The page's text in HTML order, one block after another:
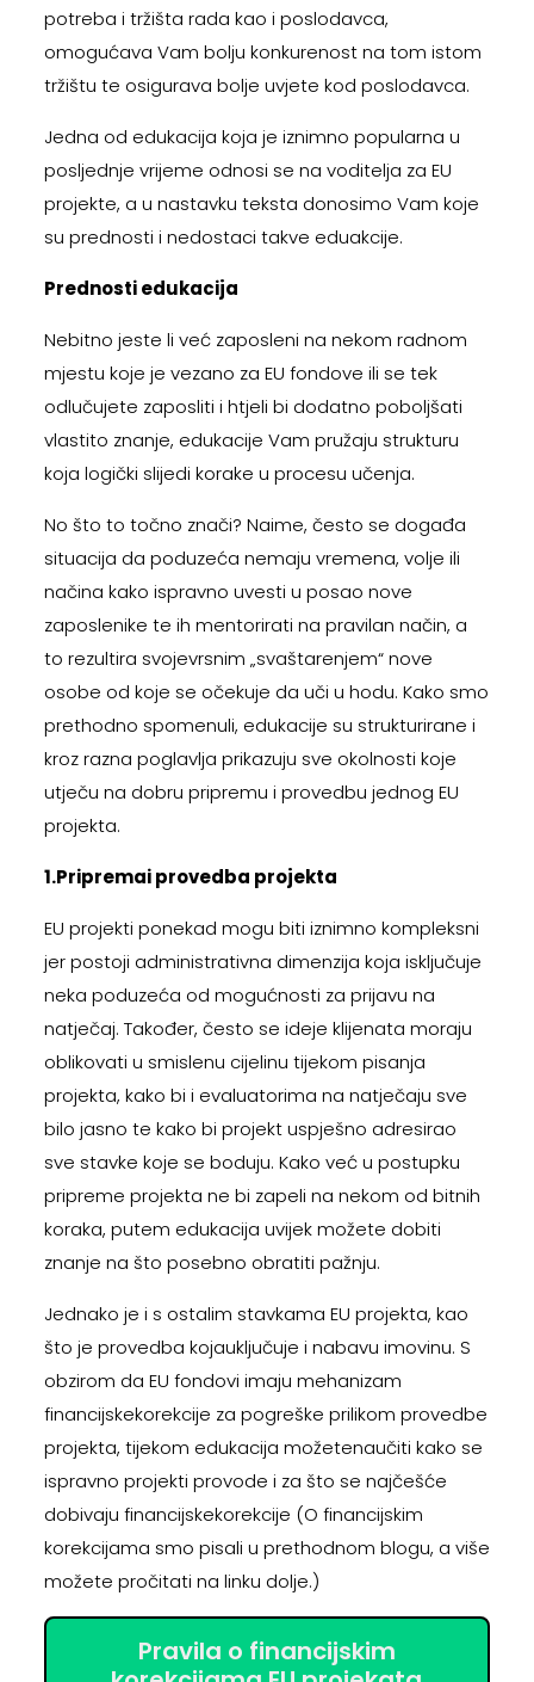
potreba i tržišta rada kao i poslodavca,
omogućava Vam bolju konkurenost na tom istom
tržištu te osigurava bolje uvjete kod poslodavca.
Jedna od edukacija koja je iznimno popularna u
posljednje vrijeme odnosi se na voditelja za EU
projekte, a u nastavku teksta donosimo Vam koje
su prednosti i nedostaci takve eduakcije.
Prednosti edukacija
Nebitno jeste li već zaposleni na nekom radnom
mjestu koje je vezano za EU fondove ili se tek
odlučujete zaposliti i htjeli bi dodatno poboljšati
vlastito znanje, edukacije Vam pružaju strukturu
koja logički slijedi korake u procesu učenja.
No što to točno znači? Naime, često se događa
situacija da poduzeća nemaju vremena, volje ili
načina kako ispravno uvesti u posao nove
zaposlenike te ih mentorirati na pravilan način, a
to rezultira svojevrsnim „svaštarenjem“ nove
osobe od koje se očekuje da uči u hodu. Kako smo
prethodno spomenuli, edukacije su strukturirane i
kroz razna poglavlja prikazuju sve okolnosti koje
utječu na dobru pripremu i provedbu jednog EU
projekta.
1.Pripremai provedba projekta
EU projekti ponekad mogu biti iznimno kompleksni
jer postoji administrativna dimenzija koja isključuje
neka poduzeća od mogućnosti za prijavu na
natječaj. Također, često se ideje klijenata moraju
oblikovati u smislenu cijelinu tijekom pisanja
projekta, kako bi i evaluatorima na natječaju sve
bilo jasno te kako bi projekt uspješno adresirao
sve stavke koje se boduju. Kako već u postupku
pripreme projekta ne bi zapeli na nekom od bitnih
koraka, putem edukacija uvijek možete dobiti
znanje na što posebno obratiti pažnju.
Jednako je i s ostalim stavkama EU projekta, kao
što je provedba kojauključuje i nabavu imovinu. S
obzirom da EU fondovi imaju mehanizam
financijskekorekcije za pogreške prilikom provedbe
projekta, tijekom edukacija možetenaučiti kako se
ispravno projekti provode i za što se najčešće
dobivaju financijskekorekcije (O financijskim
korekcijama smo pisali u prethodnom blogu, a više
možete pročitati na linku dolje.)
Pravila o financijskim